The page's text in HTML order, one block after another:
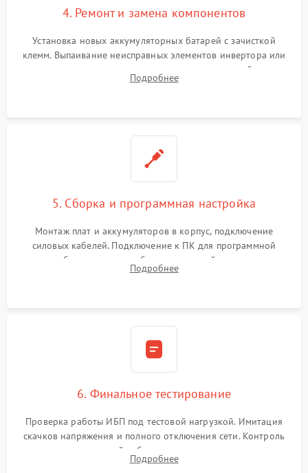
4. Ремонт и замена компонентов
Установка новых аккумуляторных батарей с зачисткой
клемм. Выпаивание неисправных элементов инвертора или
цепи зарядки и монтаж новых радиодеталей.
Восстановление поврежденных токоведущих дорожек и
Подробнее
5. Сборка и программная настройка
Монтаж плат и аккумуляторов в корпус, подключение
силовых кабелей. Подключение к ПК для программной
калибровки констант батареи, настройки порогов
срабатывания AVR и сброса счетчиков старения АКБ.
Подробнее
6. Финальное тестирование
Проверка работы ИБП под тестовой нагрузкой. Имитация
скачков напряжения и полного отключения сети. Контроль
времени автономной работы, температурного режима и
корректности формы выходного сигнала.
Подробнее